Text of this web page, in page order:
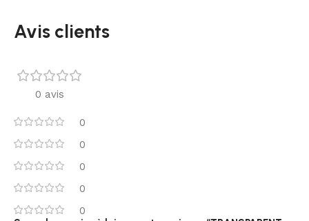
Avis clients
0 avis
0
0
0
0
0